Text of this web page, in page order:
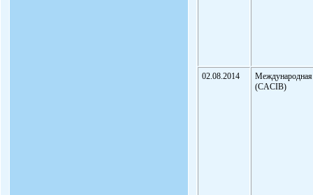
02.08.2014
Международная
(CACIB)